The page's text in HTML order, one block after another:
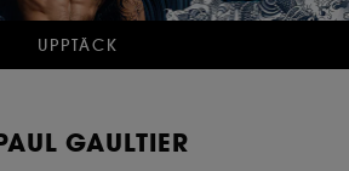
UPPTÄCK
GAULTIER